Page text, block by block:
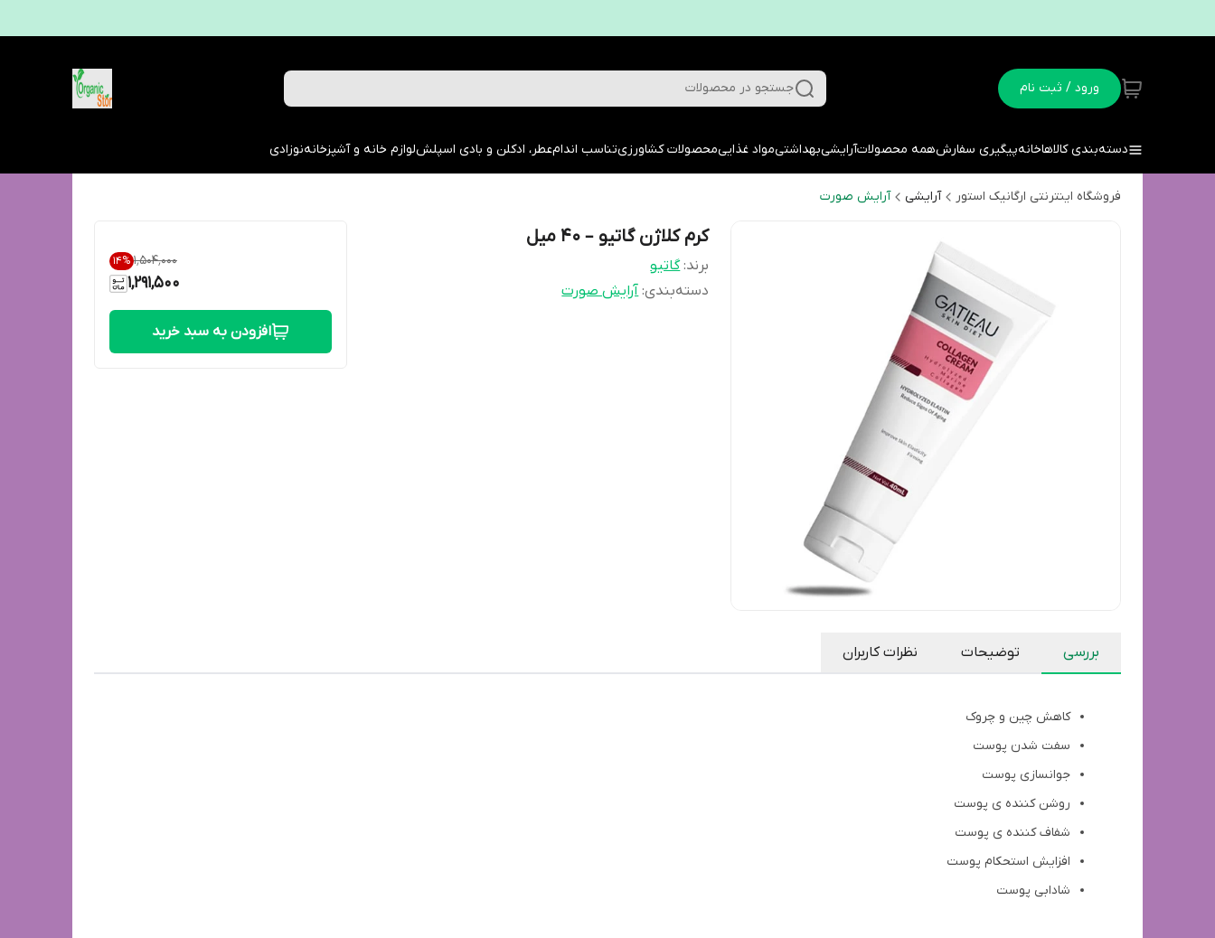
ورود / ثبت نام جستجو در محصولات
دسته‌بندی کالاهاخانهپیگیری سفارشهمه محصولاتآرایشیبهداشتیمواد غذاییمحصولات کشاورزیتناسب اندامعطر، ادکلن و بادی اسپلشلوازم خانه و آشپزخانهنوزادی
فروشگاه اینترنتی ارگانیک استور آرایشی آرایش صورت
کرم کلاژن گاتیو – 40 میل
برند: گاتیو
دسته‌بندی:آرایش صورت
۱٬۵۰۴٬۰۰۰ 14%
1,291,500
افزودن به سبد خرید
بررسی توضیحات نظرات کاربران
کاهش چین و چروک
سفت شدن پوست
جوانسازی پوست
روشن کننده ی پوست
شفاف کننده ی پوست
افزایش استحکام پوست
شادابی پوست